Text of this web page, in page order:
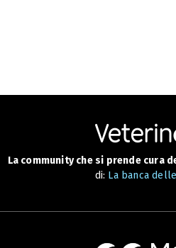
La community che si prende cura
di: La banca